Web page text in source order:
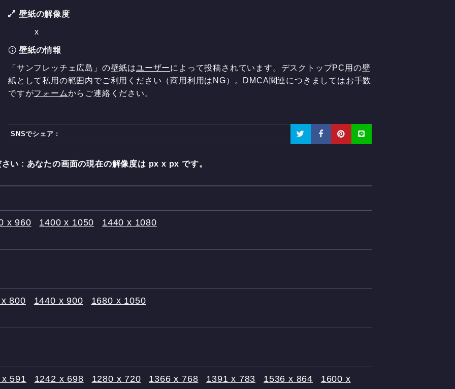
壁紙の解像度
x
壁紙の情報
「サンフレッチェ広島」の壁紙はユーザーによって投稿されています。デスクトップPC用の壁
紙として私用の範囲内でご利用ください（商用利用はNG）。DMCA関連につきましてはお手数
ですがフォームからご連絡ください。
SNSでシェア :
い : あなたの画面の現在の解像度は px x px です。
x 960 1400 x 1050 1440 x 1080
800 1440 x 900 1680 x 1050
591 1242 x 698 1280 x 720 1366 x 768 1391 x 783 1536 x 864 1600 x